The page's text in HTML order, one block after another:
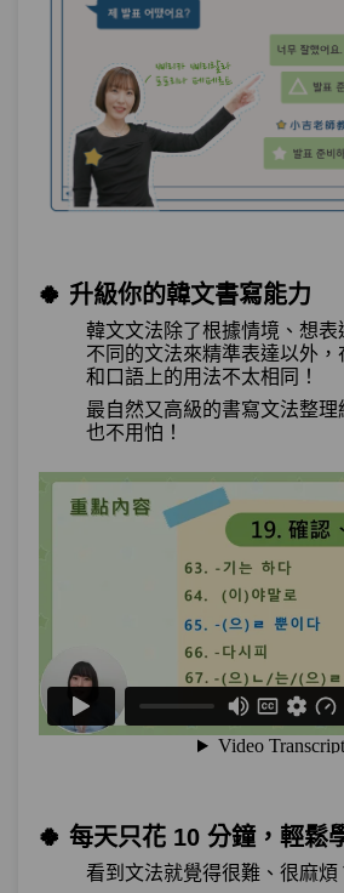
🍀 升級你的韓文書寫能力
韓文文法除了根據情境、想表
不同的文法來精準表達以外，
和口語上的用法不太相同！
最自然又高級的書寫文法整
也不用怕！
🍀 每天只花 10 分鐘，輕鬆
看到文法就覺得很難、很麻煩